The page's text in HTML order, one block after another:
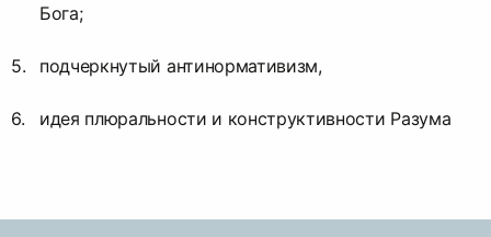
Бога;
подчеркнутый антинормативизм,
идея плюральности и конструктивности Разума